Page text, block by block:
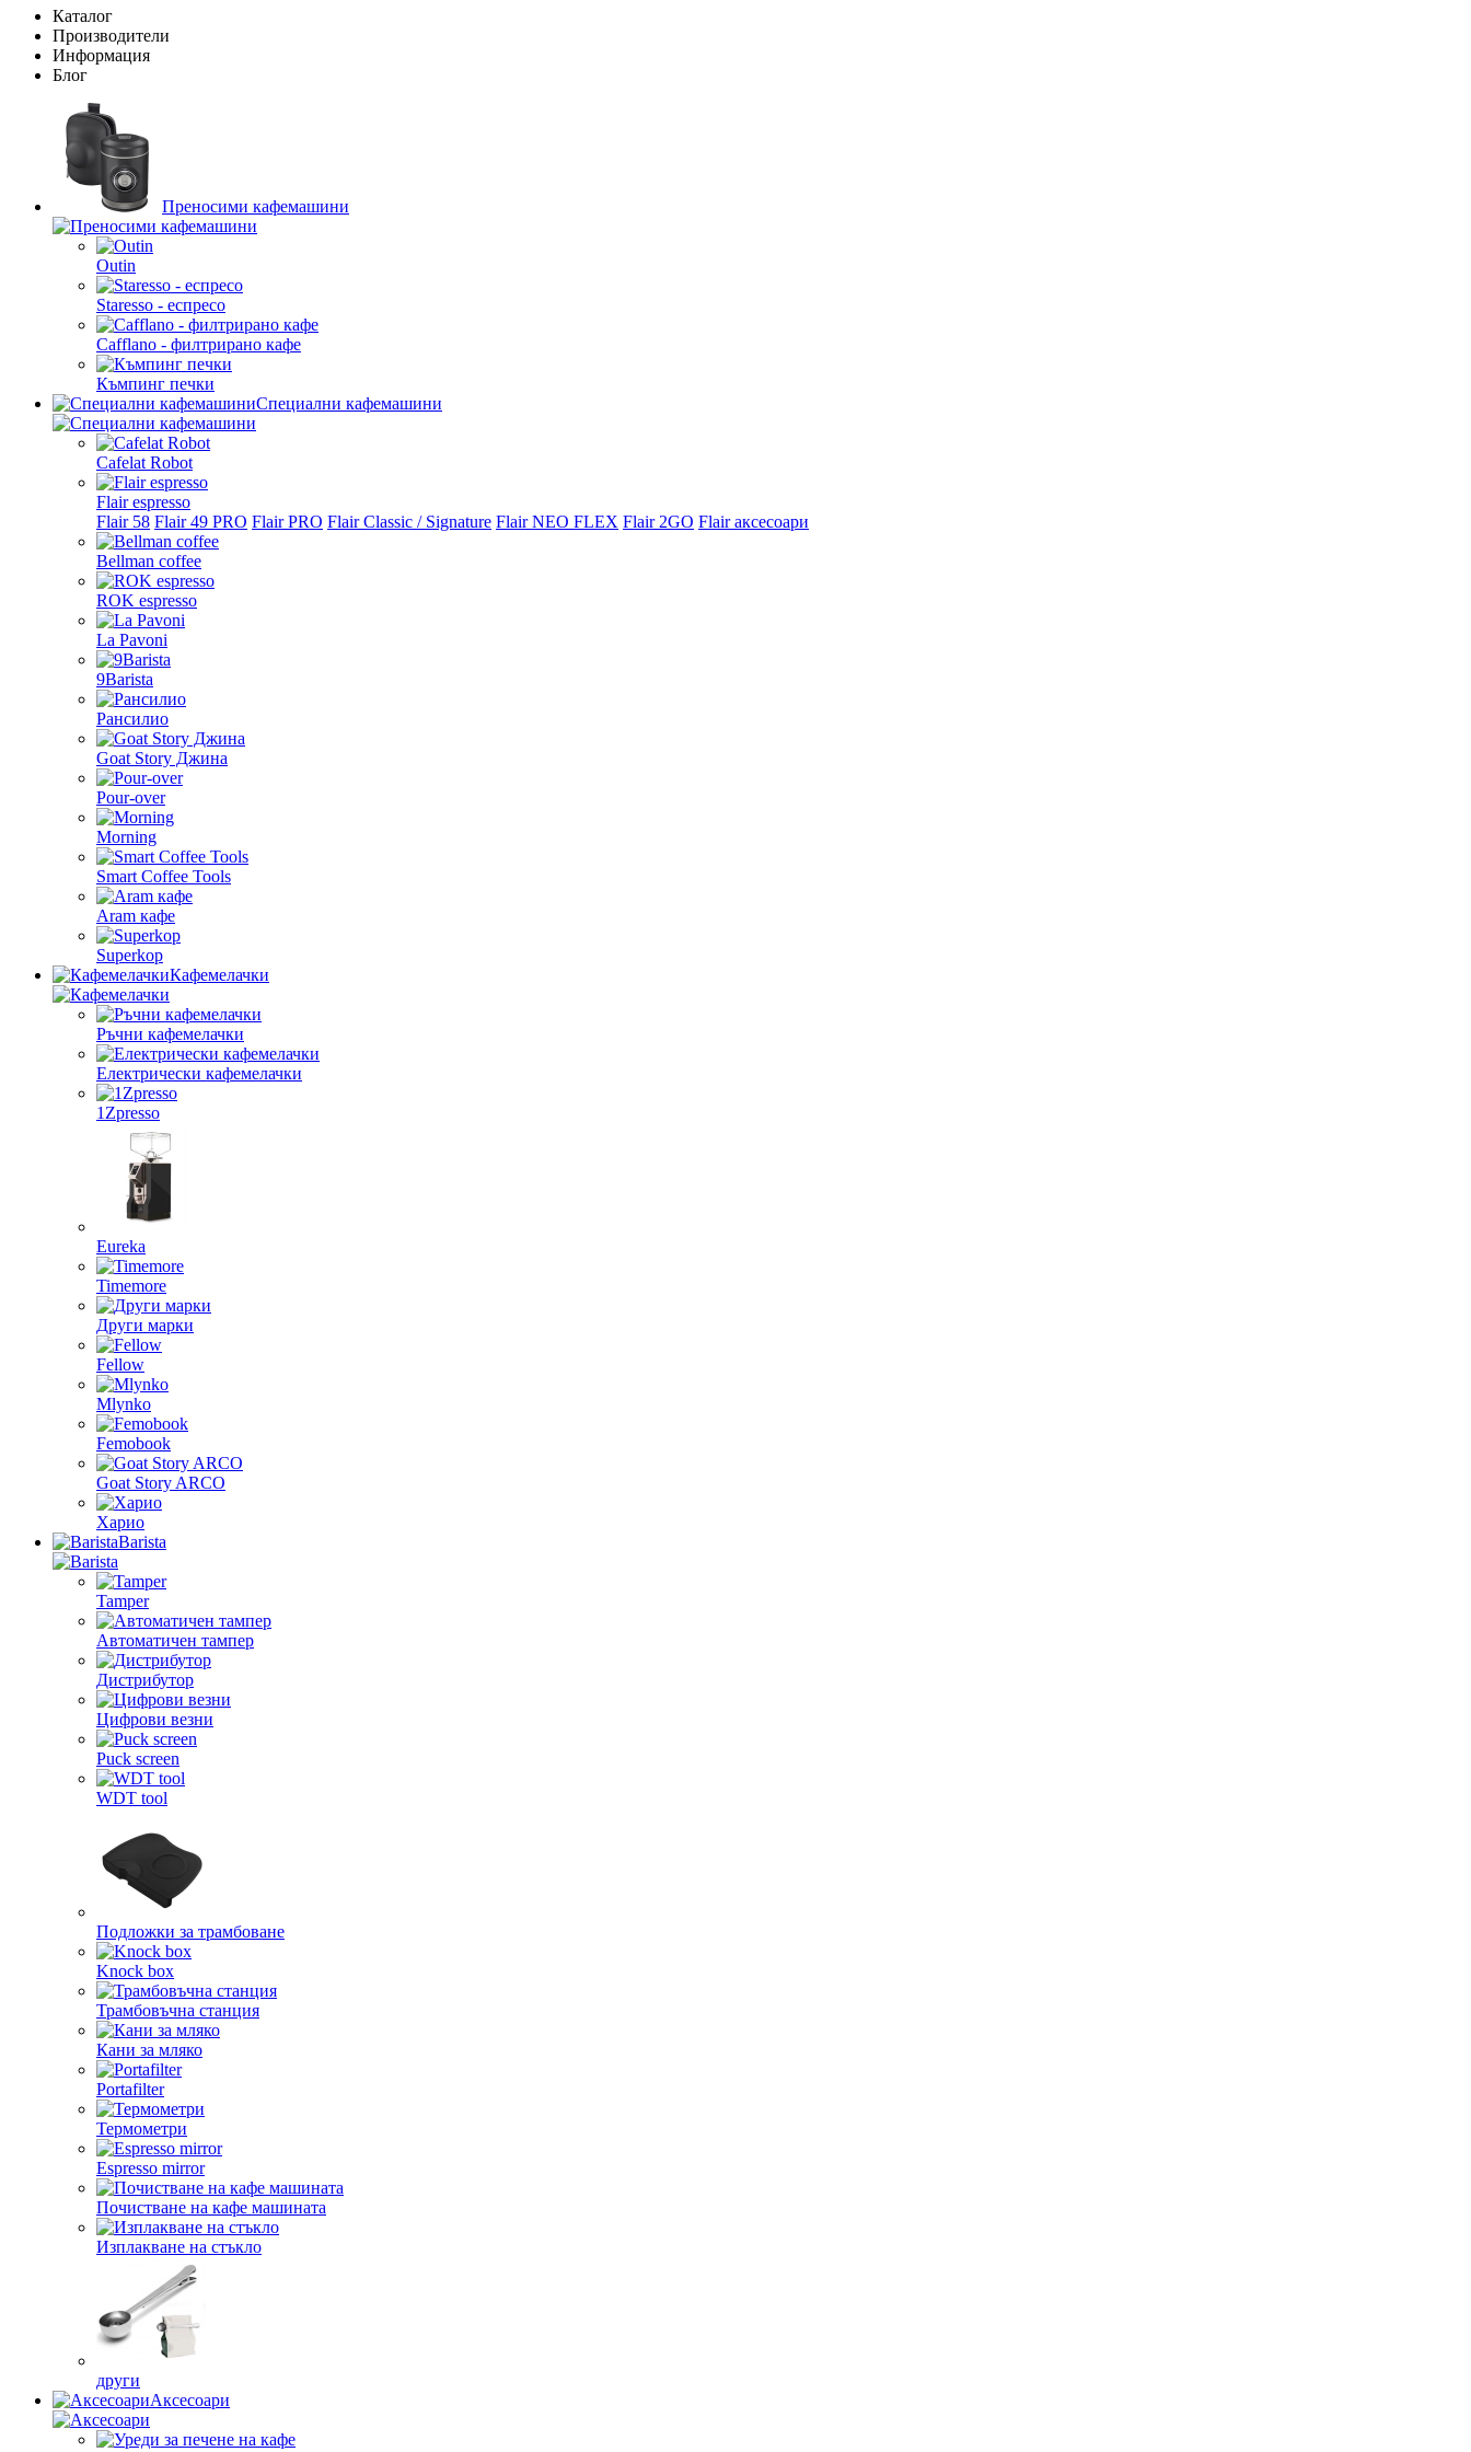
Каталог
Производители
Информация
Блог
Преносими кафемашини
Outin
Staresso - еспресо
Cafflano - филтрирано кафе
Къмпинг печки
Специални кафемашини
Cafelat Robot
Flair espresso
Flair 58 Flair 49 PRO Flair PRO Flair Classic / Signature Flair NEO FLEX Flair 2GO Flair аксесоари
Bellman coffee
ROK espresso
La Pavoni
9Barista
Рансилио
Goat Story Джина
Pour-over
Morning
Smart Coffee Tools
Aram кафе
Superkop
Кафемелачки
Ръчни кафемелачки
Електрически кафемелачки
1Zpresso
Eureka
Timemore
Други марки
Fellow
Mlynko
Femobook
Goat Story ARCO
Харио
Barista
Tamper
Автоматичен тампер
Дистрибутор
Цифрови везни
Puck screen
WDT tool
Подложки за трамбоване
Knock box
Трамбовъчна станция
Кани за мляко
Portafilter
Термометри
Espresso mirror
Почистване на кафе машината
Изплакване на стъкло
други
Аксесоари